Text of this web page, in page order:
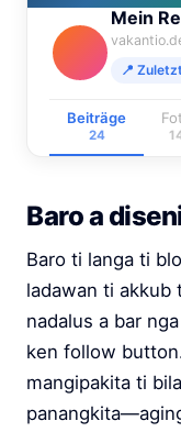
Mein
📍
Beiträge
24
Baro a
Baro ti langa ti
ladawan ti akkub
nadalus a bar
ken follow
mangipakita ti